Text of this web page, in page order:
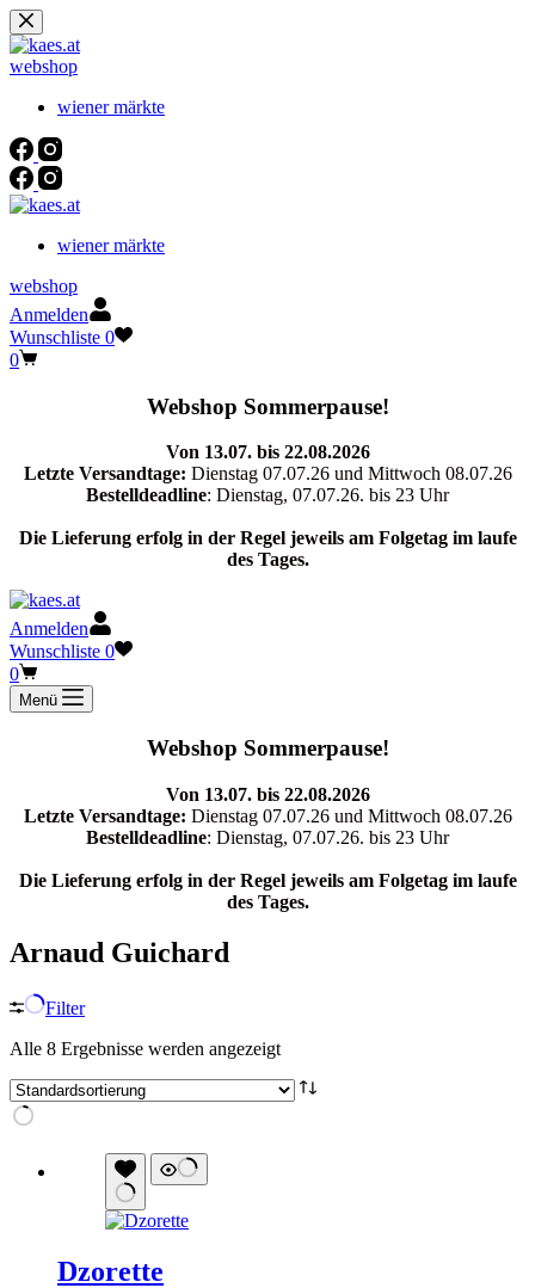
Zum
Inhalt
springen
webshop
wiener märkte
wiener märkte
webshop
Anmelden
Wunschliste 0
Warenkorb
0
Webshop Sommerpause!
Von 13.07. bis 22.08.2026
Letzte Versandtage: Dienstag 07.07.26 und Mittwoch 08.07.26
Bestelldeadline: Dienstag, 07.07.26. bis 23 Uhr
Die Lieferung erfolg in der Regel jeweils am Folgetag im laufe
des Tages.
Anmelden
Wunschliste 0
Warenkorb
0
Menü
Webshop Sommerpause!
Von 13.07. bis 22.08.2026
Letzte Versandtage: Dienstag 07.07.26 und Mittwoch 08.07.26
Bestelldeadline: Dienstag, 07.07.26. bis 23 Uhr
Die Lieferung erfolg in der Regel jeweils am Folgetag im laufe
des Tages.
Arnaud Guichard
Filter
Alle 8 Ergebnisse werden angezeigt
Dzorette